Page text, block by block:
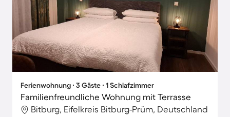
Ferienwohnung ∙ 3 Gäste ∙ 1 Schlafzimmer
Familienfreundliche Wohnung mit Terrasse
Bitburg, Eifelkreis Bitburg-Prüm, Deutschland